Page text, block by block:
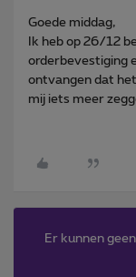
Goede middag,
Ik heb op 26/12
orderbevestiging
ontvangen dat
mij iets meer
Er kunnen